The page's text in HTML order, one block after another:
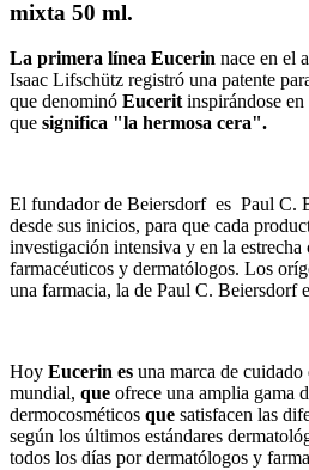
mixta 50 ml.
La primera línea Eucerin nace en el
Isaac Lifschütz registró una patente
que denominó Eucerit inspirándose
que significa "la hermosa cera".
El fundador de Beiersdorf es Paul C.
desde sus inicios, para que cada
investigación intensiva y en la estrecha
farmacéuticos y dermatólogos. Los
una farmacia, la de Paul C. Beiersdorf
Hoy Eucerin es una marca de
mundial, que ofrece una amplia gama
dermocosméticos que satisfacen las
según los últimos estándares
todos los días por dermatólogos y